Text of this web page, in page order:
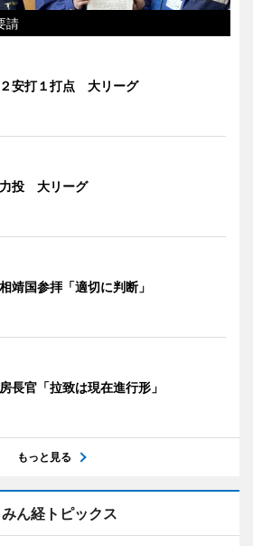
請
安打１打点 大リーグ
投 大リーグ
靖国参拝「適切に判断」
長官「拉致は現在進行形」
もっと見る
みん経トピックス